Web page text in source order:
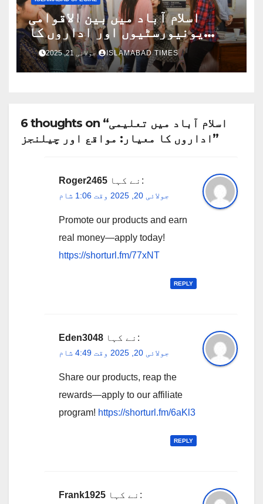
اسلام آباد میں بین الاقوامی
یونیورسٹیوں اور اداروں کا
کردار: عالمی تعلیمی مرکز بننے
کی صلاحیت
جولائی 21, 2025 ISLAMABAD TIMES
6 thoughts on “اسلام آباد میں تعلیمی
اداروں کا معیار: مواقع اور چیلنجز”
Roger2465 نے کہا:
جولائی 20, 2025 وقت 1:06 شام
Promote our products and earn
real money—apply today!
https://shorturl.fm/77xNT
REPLY
Eden3048 نے کہا:
جولائی 20, 2025 وقت 4:49 شام
Share our products, reap the
rewards—apply to our affiliate
program! https://shorturl.fm/6aKl3
REPLY
Frank1925 نے کہا: